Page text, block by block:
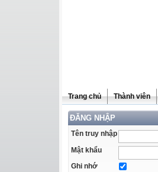
Trang chủ Thành viên
ĐĂNG NHẬP
Tên truy nhập
Mật khẩu
Ghi nhớ